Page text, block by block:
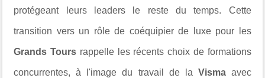
protégeant leurs leaders le reste du temps. Cette
transition vers un rôle de coéquipier de luxe pour les
Grands Tours rappelle les récents choix de formations
concurrentes, à l'image du travail de la Visma avec